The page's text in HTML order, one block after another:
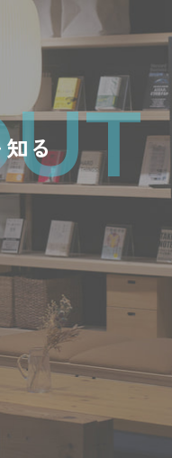
る